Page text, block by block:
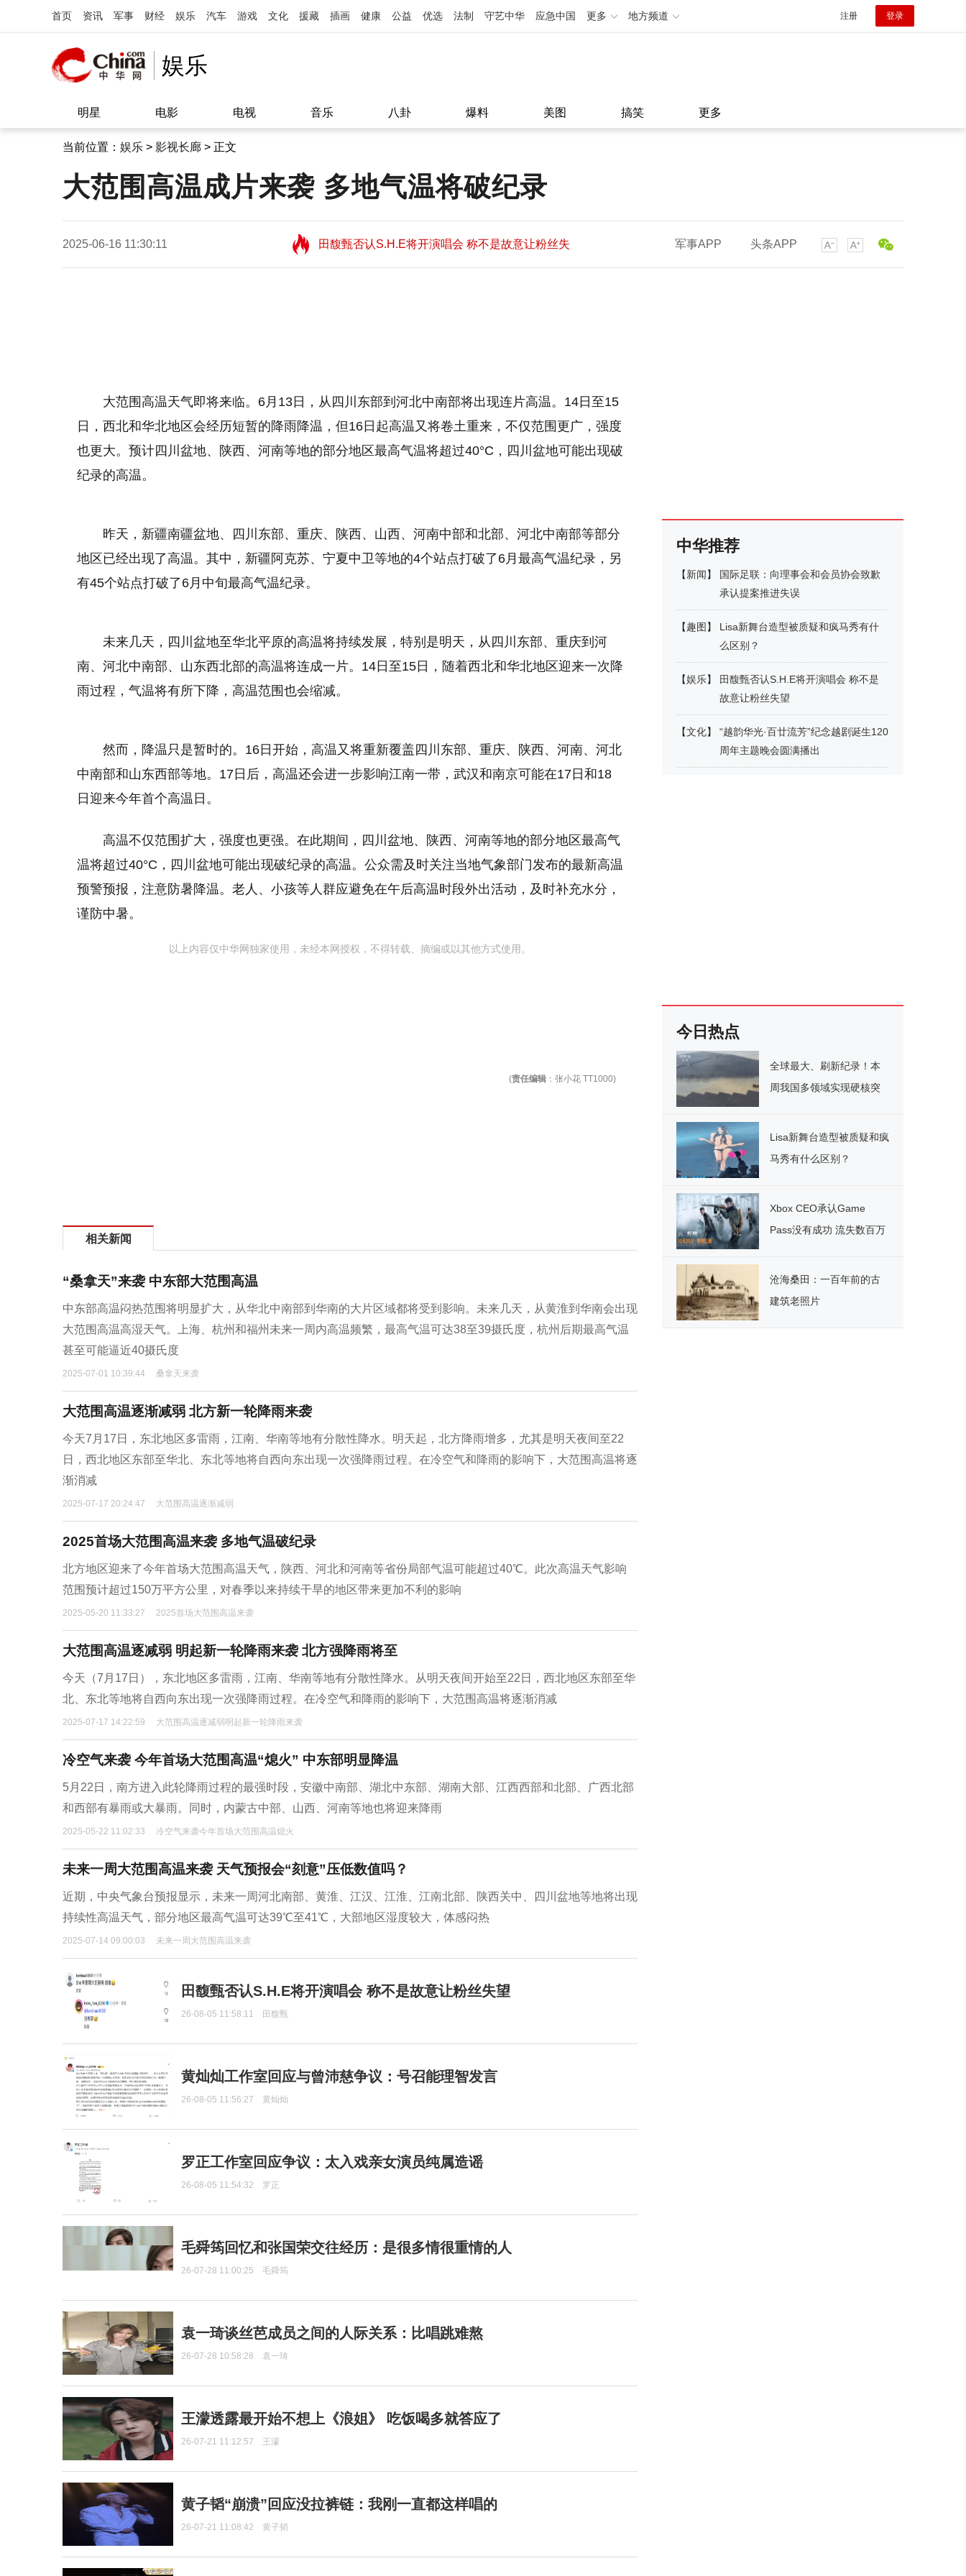
首页 资讯 军事 财经 娱乐 汽车 游戏 文化 援藏 插画 健康 公益 优选 法制 守艺中华 应急中国 更多 地方频道 注册 登录
娱乐
明星 电影 电视 音乐 八卦 爆料 美图 搞笑 更多
当前位置： 娱乐 > 影视长廊 > 正文
大范围高温成片来袭 多地气温将破纪录
2025-06-16 11:30:11
田馥甄否认S.H.E将开演唱会 称不是故意让粉丝失
望11:08
田馥甄否认S.H.E将开演唱会 称不是故意让粉丝失
军事APP 头条APP
大范围高温天气即将来临。6月13日，从四川东部到河北中南部将出现连片高温。14日至15
日，西北和华北地区会经历短暂的降雨降温，但16日起高温又将卷土重来，不仅范围更广，强度
也更大。预计四川盆地、陕西、河南等地的部分地区最高气温将超过40°C，四川盆地可能出现破
纪录的高温。
昨天，新疆南疆盆地、四川东部、重庆、陕西、山西、河南中部和北部、河北中南部等部分
地区已经出现了高温。其中，新疆阿克苏、宁夏中卫等地的4个站点打破了6月最高气温纪录，另
有45个站点打破了6月中旬最高气温纪录。
未来几天，四川盆地至华北平原的高温将持续发展，特别是明天，从四川东部、重庆到河
南、河北中南部、山东西北部的高温将连成一片。14日至15日，随着西北和华北地区迎来一次降
雨过程，气温将有所下降，高温范围也会缩减。
然而，降温只是暂时的。16日开始，高温又将重新覆盖四川东部、重庆、陕西、河南、河北
中南部和山东西部等地。17日后，高温还会进一步影响江南一带，武汉和南京可能在17日和18
日迎来今年首个高温日。
高温不仅范围扩大，强度也更强。在此期间，四川盆地、陕西、河南等地的部分地区最高气
温将超过40°C，四川盆地可能出现破纪录的高温。公众需及时关注当地气象部门发布的最新高温
预警预报，注意防暑降温。老人、小孩等人群应避免在午后高温时段外出活动，及时补充水分，
谨防中暑。
以上内容仅中华网独家使用，未经本网授权，不得转载、摘编或以其他方式使用。
(责任编辑 ：张小花 TT1000)
相关新闻
“桑拿天”来袭 中东部大范围高温
中东部高温闷热范围将明显扩大，从华北中南部到华南的大片区域都将受到影响。未来几天，从黄淮到华南会出现
大范围高温高湿天气。上海、杭州和福州未来一周内高温频繁，最高气温可达38至39摄氏度，杭州后期最高气温
甚至可能逼近40摄氏度
2025-07-01 10:39:44 桑拿天来袭
大范围高温逐渐减弱 北方新一轮降雨来袭
今天7月17日，东北地区多雷雨，江南、华南等地有分散性降水。明天起，北方降雨增多，尤其是明天夜间至22
日，西北地区东部至华北、东北等地将自西向东出现一次强降雨过程。在冷空气和降雨的影响下，大范围高温将逐
渐消减
2025-07-17 20:24:47 大范围高温逐渐减弱
2025首场大范围高温来袭 多地气温破纪录
北方地区迎来了今年首场大范围高温天气，陕西、河北和河南等省份局部气温可能超过40℃。此次高温天气影响
范围预计超过150万平方公里，对春季以来持续干旱的地区带来更加不利的影响
2025-05-20 11:33:27 2025首场大范围高温来袭
大范围高温逐减弱 明起新一轮降雨来袭 北方强降雨将至
今天（7月17日），东北地区多雷雨，江南、华南等地有分散性降水。从明天夜间开始至22日，西北地区东部至华
北、东北等地将自西向东出现一次强降雨过程。在冷空气和降雨的影响下，大范围高温将逐渐消减
2025-07-17 14:22:59 大范围高温逐减弱明起新一轮降雨来袭
冷空气来袭 今年首场大范围高温“熄火” 中东部明显降温
5月22日，南方进入此轮降雨过程的最强时段，安徽中南部、湖北中东部、湖南大部、江西西部和北部、广西北部
和西部有暴雨或大暴雨。同时，内蒙古中部、山西、河南等地也将迎来降雨
2025-05-22 11:02:33 冷空气来袭今年首场大范围高温熄火
未来一周大范围高温来袭 天气预报会“刻意”压低数值吗？
近期，中央气象台预报显示，未来一周河北南部、黄淮、江汉、江淮、江南北部、陕西关中、四川盆地等地将出现
持续性高温天气，部分地区最高气温可达39℃至41℃，大部地区湿度较大，体感闷热
2025-07-14 09:00:03 未来一周大范围高温来袭
田馥甄否认S.H.E将开演唱会 称不是故意让粉丝失望
26-08-05 11:58:11 田馥甄
黄灿灿工作室回应与曾沛慈争议：号召能理智发言
26-08-05 11:56:27 黄灿灿
罗正工作室回应争议：太入戏亲女演员纯属造谣
26-08-05 11:54:32 罗正
毛舜筠回忆和张国荣交往经历：是很多情很重情的人
26-07-28 11:00:25 毛舜筠
袁一琦谈丝芭成员之间的人际关系：比唱跳难熬
26-07-28 10:58:28 袁一琦
王濛透露最开始不想上《浪姐》 吃饭喝多就答应了
26-07-21 11:12:57 王濛
黄子韬“崩溃”回应没拉裤链：我刚一直都这样唱的
26-07-21 11:08:42 黄子韬
中华推荐
【新闻】
国际足联：向理事会和会员协会致歉
承认提案推进失误
【趣图 】
Lisa新舞台造型被质疑和疯马秀有什
么区别？
【娱乐】
田馥甄否认S.H.E将开演唱会 称不是
故意让粉丝失望
【文化】
“越韵华光·百廿流芳”纪念越剧诞生120
周年主题晚会圆满播出
今日热点
全球最大、刷新纪录！本
周我国多领域实现硬核突
Lisa新舞台造型被质疑和疯
马秀有什么区别？
Xbox CEO承认Game
Pass没有成功 流失数百万
沧海桑田：一百年前的古
建筑老照片